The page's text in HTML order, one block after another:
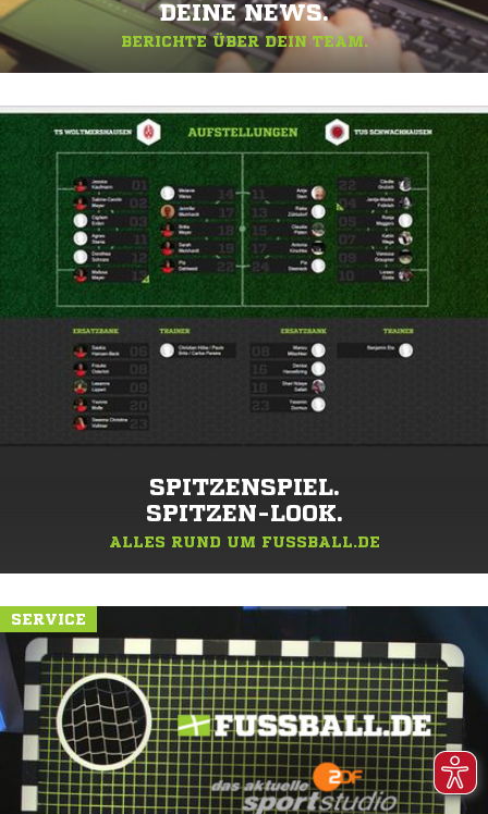
DEINE NEWS.
BERICHTE ÜBER DEIN TEAM.
SPITZENSPIEL.
SPITZEN-LOOK.
ALLES RUND UM FUSSBALL.DE
SERVICE